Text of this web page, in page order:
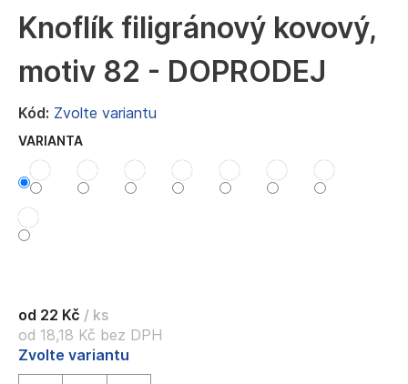
Knoflík filigránový kovový,
motiv 82 - DOPRODEJ
Kód: Zvolte variantu
VARIANTA
od 22 Kč / ks
od 18,18 Kč bez DPH
Měrná
Zvolte variantu
a
j
í
?
o
p
o
r